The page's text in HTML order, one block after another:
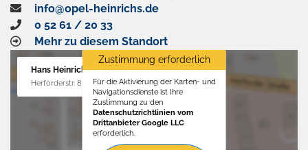
info@opel-heinrichs.de
0 52 61 / 20 33
Mehr zu diesem Standort
Hans Heinrichs GmbH
Herforderstr. 81, 32657 Lemgo
Zustimmung erforderlich
Für die Aktivierung der Karten- und
Navigationsdienste ist Ihre
Zustimmung zu den
Datenschutzrichtlinien vom
Drittanbieter Google LLC
erforderlich.